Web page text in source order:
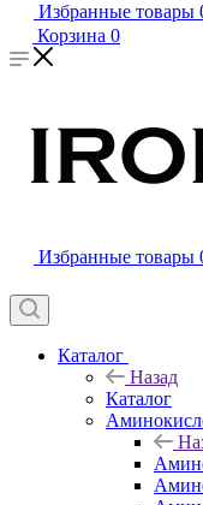
Избранные товары
Корзина 0
Избранные товары
Каталог
Назад
Каталог